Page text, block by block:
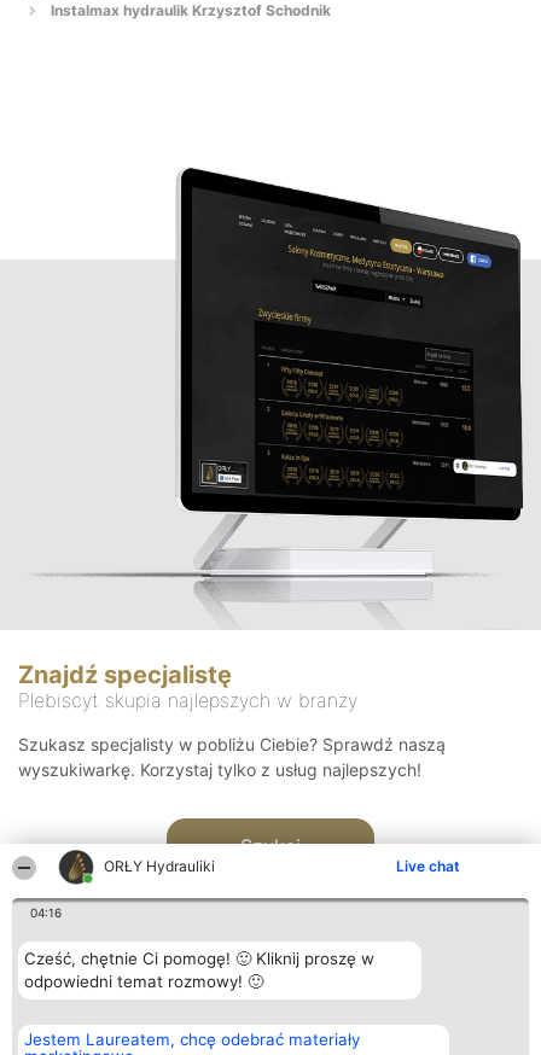
ORŁY Hydrauliki Live chat
04:16
Cześć, chętnie Ci pomogę! 🙂 Kliknij proszę w
odpowiedni temat rozmowy! 🙂
Jestem Laureatem, chcę odebrać materiały
Instalmax hydraulik Krzysztof Schodnik
Znajdź specjalistę
Plebiscyt skupia najlepszych w branży
Szukasz specjalisty w pobliżu Ciebie? Sprawdź naszą
wyszukiwarkę. Korzystaj tylko z usług najlepszych!
Szukaj
Organizator plebiscytu
Bright Side Solutions sp. z o.
Plebiscyt
Laureaci
Kontakt
Kontakt